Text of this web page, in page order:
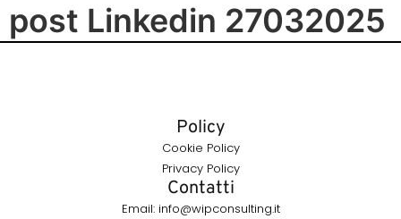
post Linkedin 27032025
Policy
Cookie Policy
Privacy Policy
Contatti
Email: info@wipconsulting.it